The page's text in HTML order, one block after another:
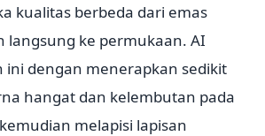
kualitas berbeda dari emas
langsung ke permukaan. AI
ini dengan menerapkan sedikit
hangat dan kelembutan pada
melapisi lapisan